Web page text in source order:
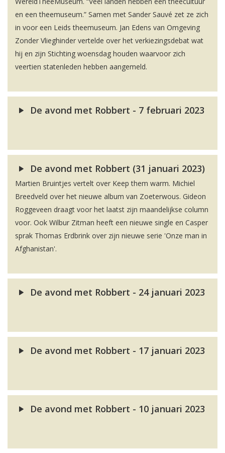
en een theemuseum.” Samen met Sander Sauvé zet ze zich
in voor een Leids theemuseum. Jan Edens van Omgeving
Zonder Vlieghinder vertelde over het verkiezingsdebat wat
hij en zijn Stichting woensdag houden waarvoor zich
veertien statenleden hebben aangemeld.
De avond met Robbert - 7 februari 2023
De avond met Robbert (31 januari 2023)
Martien Bruintjes vertelt over Keep them warm. Michiel
Breedveld over het nieuwe album van Zoeterwous. Gideon
Roggeveen draagt voor het laatst zijn maandelijkse column
voor. Ook Wilbur Zitman heeft een nieuwe single en Casper
sprak Thomas Erdbrink over zijn nieuwe serie 'Onze man in
Afghanistan'.
De avond met Robbert - 24 januari 2023
De avond met Robbert - 17 januari 2023
De avond met Robbert - 10 januari 2023